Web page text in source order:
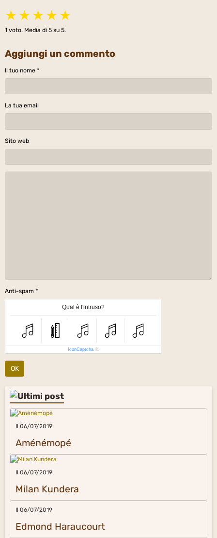
★ ★ ★ ★ ★
1 voto. Media di 5 su 5.
Aggiungi un commento
Il tuo nome
La tua email
Sito web
Anti-spam
Qual è l'intruso?
IconCaptcha ©
OK
Il 06/07/2019
Aménémopé
Il 06/07/2019
Milan Kundera
Il 06/07/2019
Edmond Haraucourt